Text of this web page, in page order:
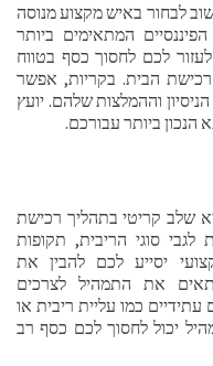
לבחור באיש מקצוע מנוסה
המתאימים ביותר
לכם לחסוך כסף בטווח
הבית. בקריות, אפשר
וההמלצות שלהם. יועץ
הנכון ביותר עבורכם.
שלב קריטי בתהליך רכישת
סוגי הריבית, תקופות
יסייע לכם להבין את
את התמהיל לצרכים
כמו עליית ריבית או
יכול לחסוך לכם כסף רב